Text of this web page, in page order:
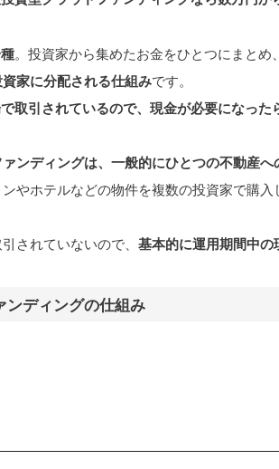
。投資家から集めたお金をひとつにまとめ
家に分配される仕組みです。
取引されているので、現金が必要になっ
ンディングは、一般的にひとつの不動産
やホテルなどの物件を複数の投資家で購
されていないので、 基本的に運用期間中
ンディングの仕組み